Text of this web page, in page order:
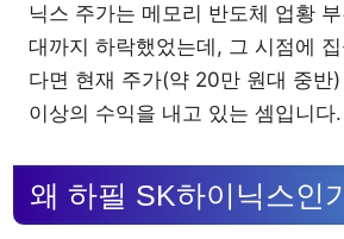
닉스 주가는 메모리 반도체 업황
대까지 하락했었는데, 그 시점에
다면 현재 주가(약 20만 원대 중반
이상의 수익을 내고 있는 셈입니다.
왜 하필 SK하이닉스인